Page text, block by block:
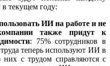
текущем году:
ИИ на работе и не
также придут к
: 75% сотрудников в
теперь используют ИИ в
с трудом справляются с